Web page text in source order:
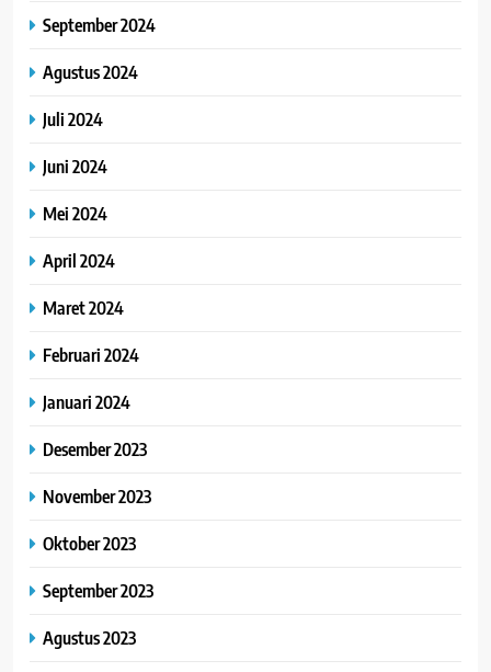
September 2024
Agustus 2024
Juli 2024
Juni 2024
Mei 2024
April 2024
Maret 2024
Februari 2024
Januari 2024
Desember 2023
November 2023
Oktober 2023
September 2023
Agustus 2023